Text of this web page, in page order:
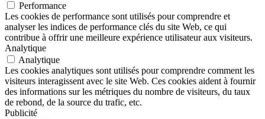
Performance
Les cookies de performance sont utilisés pour comprendre et
analyser les indices de performance clés du site Web, ce qui
contribue à offrir une meilleure expérience utilisateur aux visiteurs.
Analytique
Analytique
Les cookies analytiques sont utilisés pour comprendre comment les
visiteurs interagissent avec le site Web. Ces cookies aident à fournir
des informations sur les métriques du nombre de visiteurs, du taux
de rebond, de la source du trafic, etc.
Publicité